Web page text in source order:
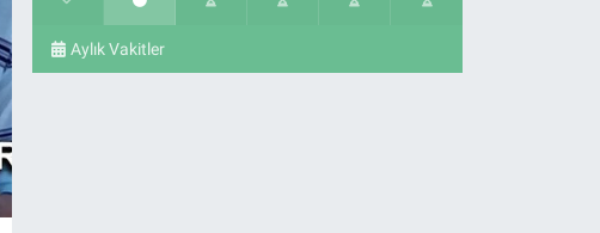
Aylık Vakitler